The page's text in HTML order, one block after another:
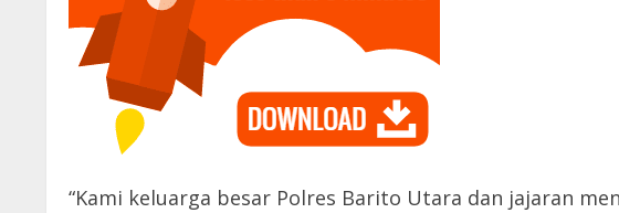
“Kami keluarga besar Polres Barito Utara dan jajaran